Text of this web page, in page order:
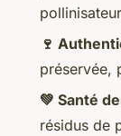
🍷
préservée,
💚 Santé
résidus de